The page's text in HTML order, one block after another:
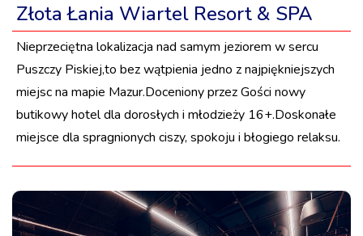
Złota Łania Wiartel Resort & SPA
Nieprzeciętna lokalizacja nad samym jeziorem w sercu
Puszczy Piskiej,to bez wątpienia jedno z najpiękniejszych
miejsc na mapie Mazur.Doceniony przez Gości nowy
butikowy hotel dla dorosłych i młodzieży 16+.Doskonałe
miejsce dla spragnionych ciszy, spokoju i błogiego relaksu.